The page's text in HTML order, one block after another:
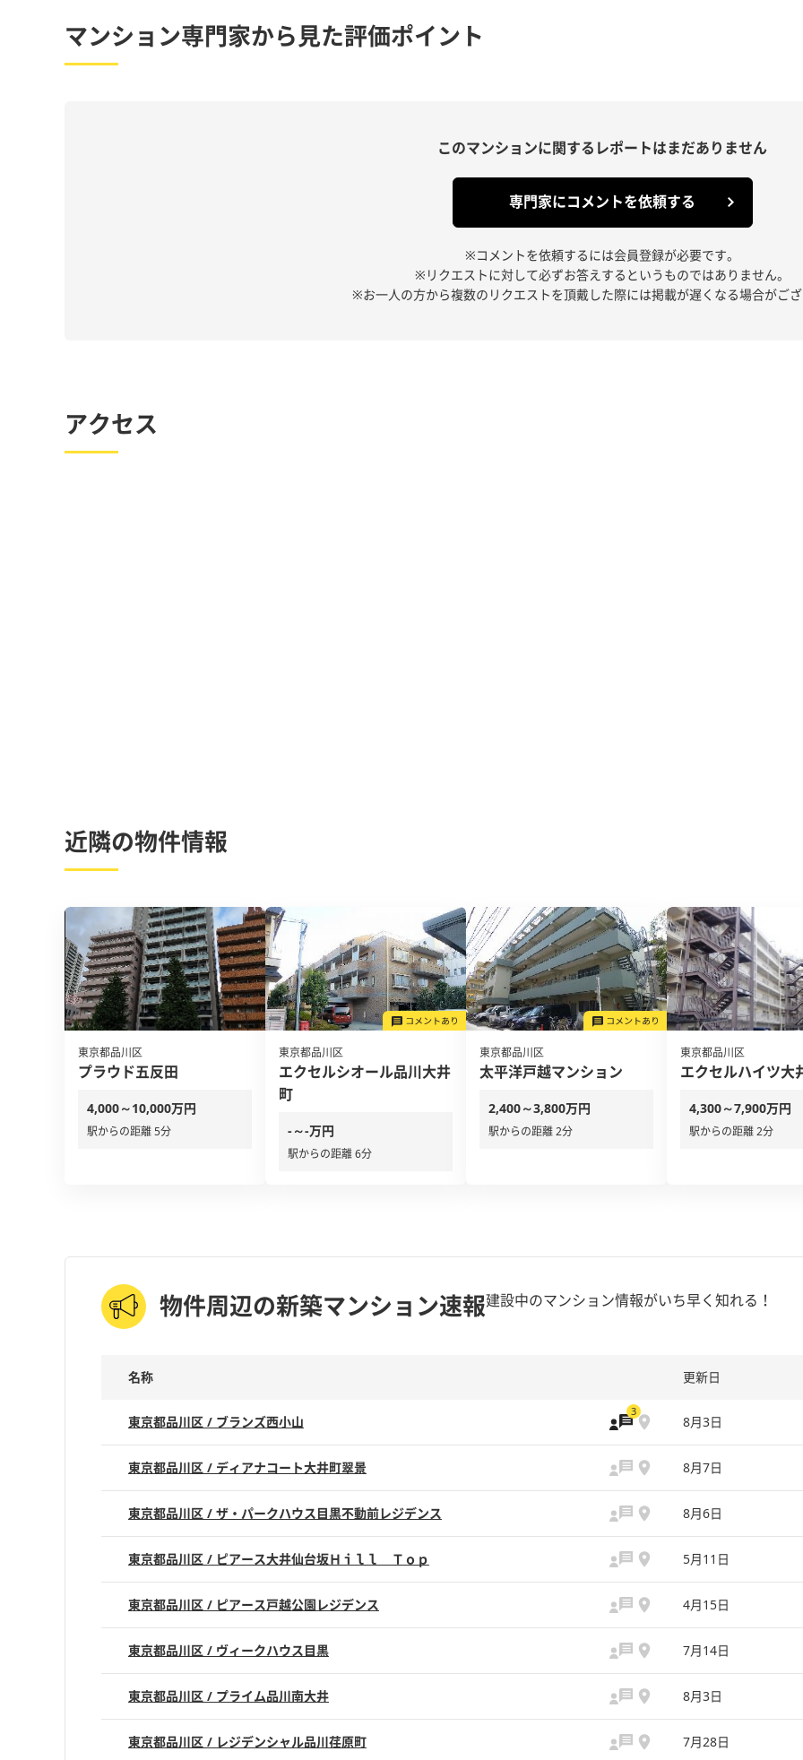
マンション専門家から見た評価ポイント
このマンションに関する レポートはまだありません
専門家にコメントを依頼する
※コメントを依頼するには会員登録が必要です。
※リクエストに対して必ずお答えするというものではありません。
※お一人の方から複数のリクエストを頂戴した際には掲載が遅くなる場合がご
アクセス
近隣の物件情報
東京都品川区
プラウド五反田
4,000～10,000万円
駅からの距離 5分
東京都品川区
エクセルシオール品川大井
町
-～-万円
駅からの距離 6分
東京都品川区
太平洋戸越マンション
2,400～3,800万円
駅からの距離 2分
東京都品川区
エクセルハイツ大
4,300～7,900万円
駅からの距離 2分
物件周辺の新築マンション速報建設中のマンション情報がいち早く知れる！
名称 更新日
東京都品川区 / ブランズ西小山
3
8月3日
東京都品川区 / ディアナコート大井町翠景 8月7日
東京都品川区 / ザ・パークハウス目黒不動前レジデンス 8月6日
東京都品川区 / ピアース大井仙台坂Ｈｉｌｌ Ｔｏｐ 5月11日
東京都品川区 / ピアース戸越公園レジデンス 4月15日
東京都品川区 / ヴィークハウス目黒 7月14日
東京都品川区 / プライム品川南大井 8月3日
東京都品川区 / レジデンシャル品川荏原町 7月28日